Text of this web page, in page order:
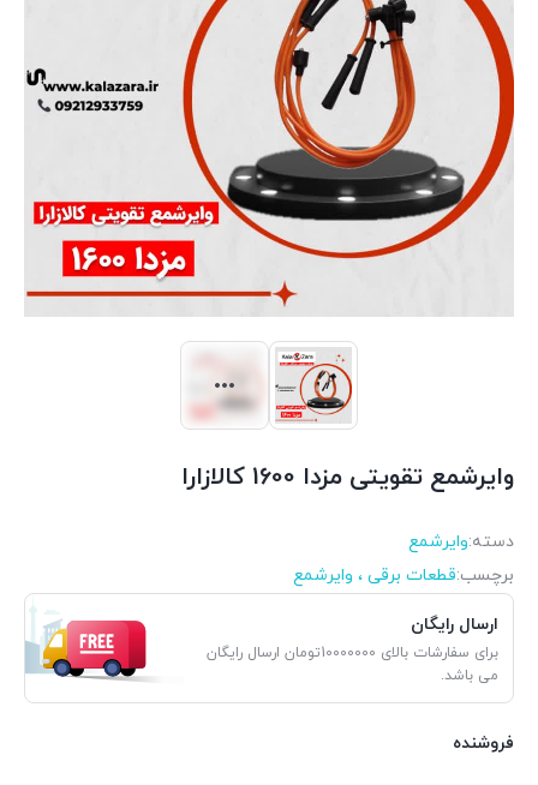
وایرشمع تقویتی مزدا 1600 کالازارا
دسته:وایرشمع
برچسب:قطعات برقی ، وایرشمع
ارسال رایگان
برای سفارشات بالای 10000000تومان ارسال رایگان
می باشد.
فروشنده